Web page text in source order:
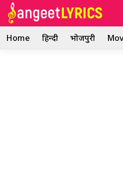
Skip
Home हिन्दी भोजपुरी